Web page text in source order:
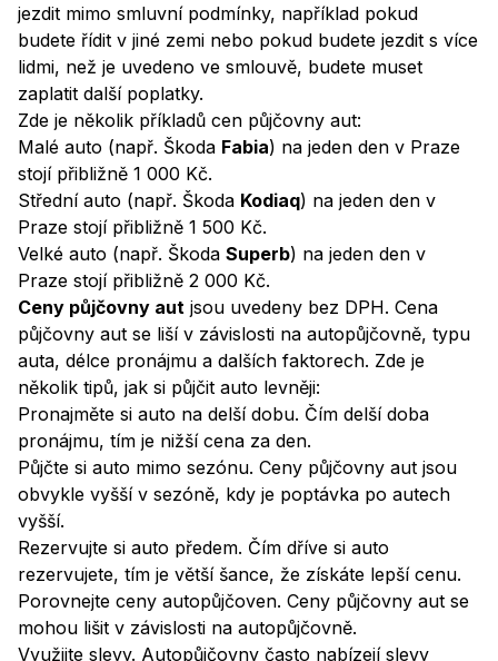
jezdit mimo smluvní podmínky, například pokud
budete řídit v jiné zemi nebo pokud budete jezdit s více
lidmi, než je uvedeno ve smlouvě, budete muset
zaplatit další poplatky.
Zde je několik příkladů cen půjčovny aut:
Malé auto (např. Škoda Fabia) na jeden den v Praze
stojí přibližně 1 000 Kč.
Střední auto (např. Škoda Kodiaq) na jeden den v
Praze stojí přibližně 1 500 Kč.
Velké auto (např. Škoda Superb) na jeden den v
Praze stojí přibližně 2 000 Kč.
Ceny půjčovny aut jsou uvedeny bez DPH. Cena
půjčovny aut se liší v závislosti na autopůjčovně, typu
auta, délce pronájmu a dalších faktorech. Zde je
několik tipů, jak si půjčit auto levněji:
Pronajměte si auto na delší dobu. Čím delší doba
pronájmu, tím je nižší cena za den.
Půjčte si auto mimo sezónu. Ceny půjčovny aut jsou
obvykle vyšší v sezóně, kdy je poptávka po autech
vyšší.
Rezervujte si auto předem. Čím dříve si auto
rezervujete, tím je větší šance, že získáte lepší cenu.
Porovnejte ceny autopůjčoven. Ceny půjčovny aut se
mohou lišit v závislosti na autopůjčovně.
Využijte slevy. Autopůjčovny často nabízejí slevy